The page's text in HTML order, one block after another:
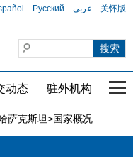
Русский عربي 关怀版
动态 驻外机构 国
萨克斯坦>国家概况